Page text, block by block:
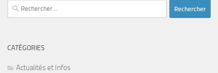
Rechercher :
CATÉGORIES
Actualités et Infos